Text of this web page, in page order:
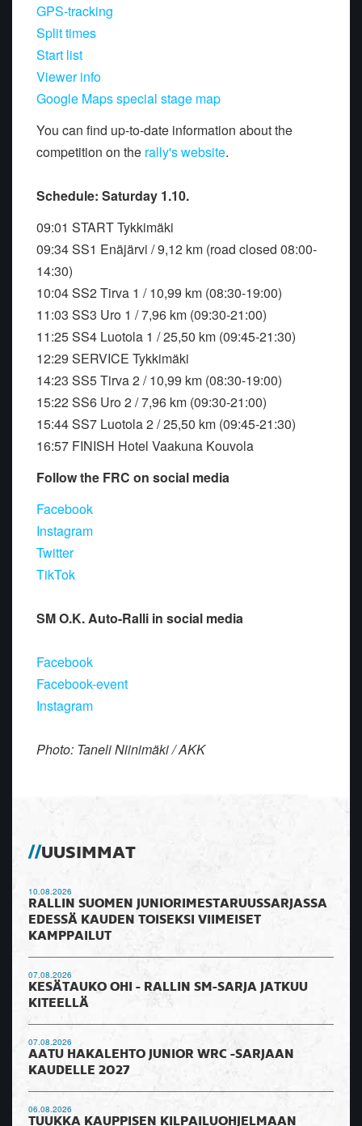
GPS-tracking
Split times
Start list
Viewer info
Google Maps special stage map
You can find up-to-date information about the
competition on the rally's website.
Schedule: Saturday 1.10.
09:01 START Tykkimäki
09:34 SS1 Enäjärvi / 9,12 km (road closed 08:00-
14:30)
10:04 SS2 Tirva 1 / 10,99 km (08:30-19:00)
11:03 SS3 Uro 1 / 7,96 km (09:30-21:00)
11:25 SS4 Luotola 1 / 25,50 km (09:45-21:30)
12:29 SERVICE Tykkimäki
14:23 SS5 Tirva 2 / 10,99 km (08:30-19:00)
15:22 SS6 Uro 2 / 7,96 km (09:30-21:00)
15:44 SS7 Luotola 2 / 25,50 km (09:45-21:30)
16:57 FINISH Hotel Vaakuna Kouvola
Follow the FRC on social media
Facebook
Instagram
Twitter
TikTok
SM O.K. Auto-Ralli in social media
Facebook
Facebook-event
Instagram
Photo: Taneli Niinimäki / AKK
UUSIMMAT
10.08.2026
RALLIN SUOMEN JUNIORIMESTARUUSSARJASSA
EDESSÄ KAUDEN TOISEKSI VIIMEISET
KAMPPAILUT
07.08.2026
KESÄTAUKO OHI - RALLIN SM-SARJA JATKUU
KITEELLÄ
07.08.2026
AATU HAKALEHTO JUNIOR WRC -SARJAAN
KAUDELLE 2027
06.08.2026
TUUKKA KAUPPISEN KILPAILUOHJELMAAN